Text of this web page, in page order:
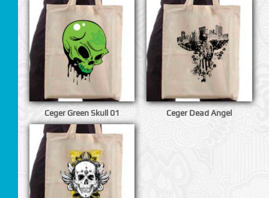
Ceger Green Skull 01 Ceger Dead Angel